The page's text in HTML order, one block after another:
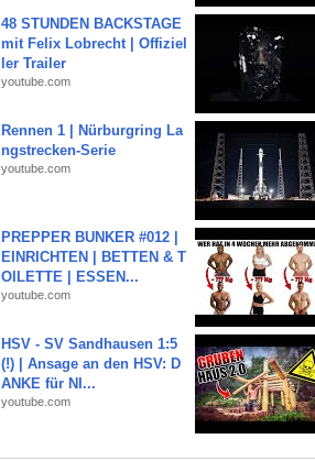
48 STUNDEN BACKSTAGE
mit Felix Lobrecht | Offiziel
ler Trailer
youtube.com
Rennen 1 | Nürburgring La
ngstrecken-Serie
youtube.com
PREPPER BUNKER #012 |
EINRICHTEN | BETTEN & T
OILETTE | ESSEN...
youtube.com
HSV - SV Sandhausen 1:5
(!) | Ansage an den HSV: D
ANKE für NI...
youtube.com